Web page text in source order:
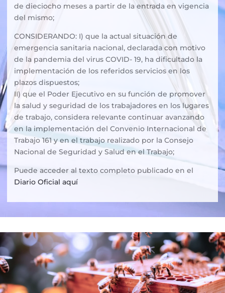
de dieciocho meses a partir de la entrada en vigencia
del mismo;
CONSIDERANDO: I) que la actual situación de
emergencia sanitaria nacional, declarada con motivo
de la pandemia del virus COVID- 19, ha dificultado la
implementación de los referidos servicios en los
plazos dispuestos;
II) que el Poder Ejecutivo en su función de promover
la salud y seguridad de los trabajadores en los lugares
de trabajo, considera relevante continuar avanzando
en la implementación del Convenio Internacional de
Trabajo 161 y en el trabajo realizado por la Consejo
Nacional de Seguridad y Salud en el Trabajo;
Puede acceder al texto completo publicado en el
Diario Oficial aquí